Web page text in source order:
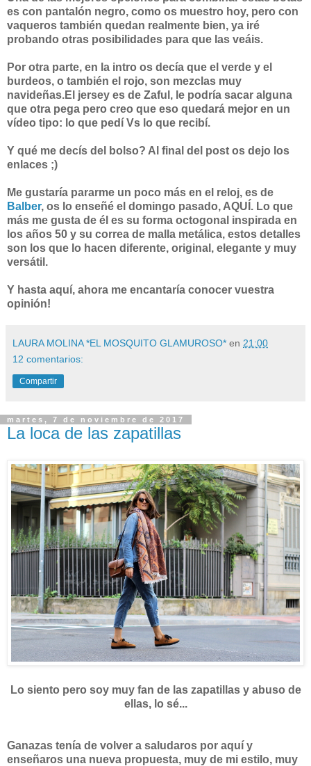
es con pantalón negro, como os muestro hoy, pero con
vaqueros también quedan realmente bien, ya iré
probando otras posibilidades para que las veáis.
Por otra parte, en la intro os decía que el verde y el
burdeos, o también el rojo, son mezclas muy
navideñas.El jersey es de Zaful, le podría sacar alguna
que otra pega pero creo que eso quedará mejor en un
vídeo tipo: lo que pedí Vs lo que recibí.
Y qué me decís del bolso? Al final del post os dejo los
enlaces ;)
Me gustaría pararme un poco más en el reloj, es de
Balber, os lo enseñé el domingo pasado, AQUÍ. Lo que
más me gusta de él es su forma octogonal inspirada en
los años 50 y su correa de malla metálica, estos detalles
son los que lo hacen diferente, original, elegante y muy
versátil.
Y hasta aquí, ahora me encantaría conocer vuestra
opinión!
LAURA MOLINA *EL MOSQUITO GLAMUROSO* en 21:00
12 comentarios:
Compartir
martes, 7 de noviembre de 2017
La loca de las zapatillas
Lo siento pero soy muy fan de las zapatillas y abuso de
ellas, lo sé...
Ganazas tenía de volver a saludaros por aquí y
enseñaros una nueva propuesta, muy de mi estilo, muy